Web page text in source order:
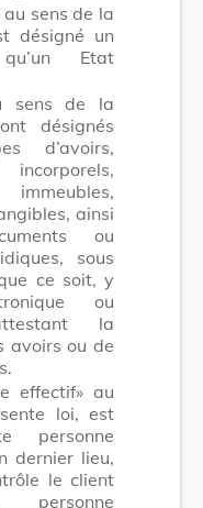
sens de la
désigné un
Etat
sens de la
désignés
d’avoirs,
ainsi
ou
sous
ce soit, y
ou
la
avoirs ou de
effectif» au
loi, est
personne
dernier lieu,
le client